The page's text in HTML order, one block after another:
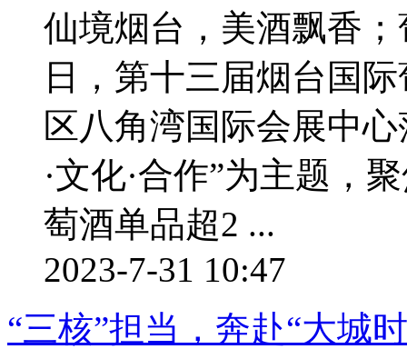
仙境烟台，美酒飘香
日，第十三届烟台国
区八角湾国际会展中
·文化·合作”为主题，
萄酒单品超2 ...
2023-7-31 10:47
“三核”担当，奔赴“大城